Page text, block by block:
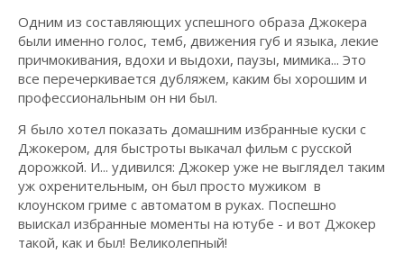
Одним из составляющих успешного образа Джокера
были именно голос, темб, движения губ и языка, лекие
причмокивания, вдохи и выдохи, паузы, мимика... Это
все перечеркивается дубляжем, каким бы хорошим и
профессиональным он ни был.
Я было хотел показать домашним избранные куски с
Джокером, для быстроты выкачал фильм с русской
дорожкой. И... удивился: Джокер уже не выглядел таким
уж охренительным, он был просто мужиком в
клоунском гриме с автоматом в руках. Поспешно
выискал избранные моменты на ютубе - и вот Джокер
такой, как и был! Великолепный!